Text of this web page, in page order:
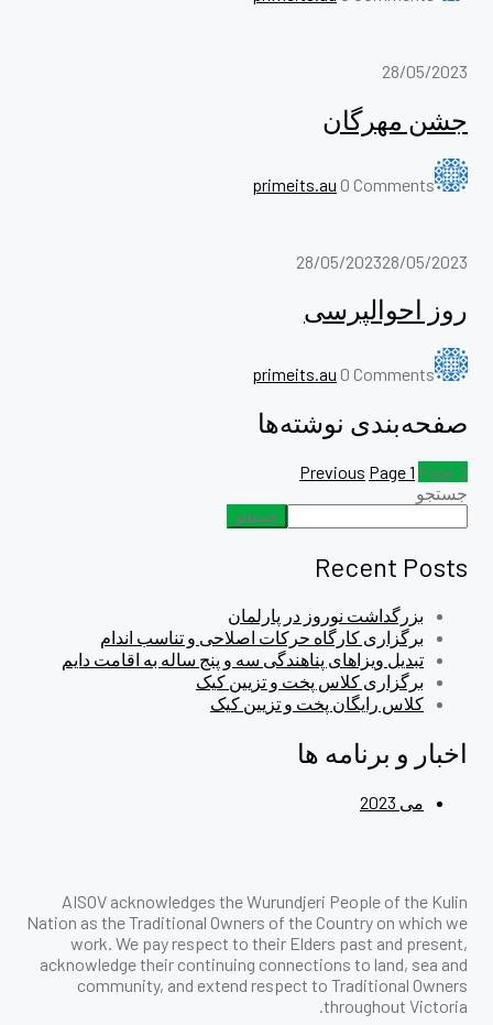
28/05/2023
جشن مهرگان
primeits.au 0 Comments
28/05/202328/05/2023
روز احوالپرسی
primeits.au 0 Comments
صفحه‌بندی نوشته‌ها
Previous Page1 Page 2
جستجو
جستجو
Recent Posts
بزرگداشت نوروز در پارلمان
برگزاری کارگاه حرکات اصلاحی و تناسب اندام
تبدیل ویزاهای پناهندگی سه و پنج ساله به اقامت دایم
برگزاری کلاس پخت و تزیین کیک
کلاس رایگان پخت و تزیین کیک
اخبار و برنامه ها
می 2023
AISOV acknowledges the Wurundjeri People of the Kulin
Nation as the Traditional Owners of the Country on which we
work. We pay respect to their Elders past and present,
acknowledge their continuing connections to land, sea and
community, and extend respect to Traditional Owners
throughout Victoria.